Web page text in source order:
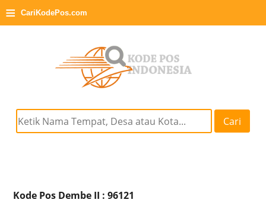
≡ CariKodePos.com
Cari
Kode Pos Dembe II : 96121